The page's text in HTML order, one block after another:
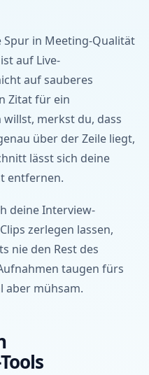
in Meeting-Qualität
auf Live-
auf sauberes
Zitat für ein
merkst du, dass
über der Zeile liegt,
lässt sich deine
entfernen.
deine Interview-
zerlegen lassen,
nie den Rest des
taugen fürs
aber mühsam.